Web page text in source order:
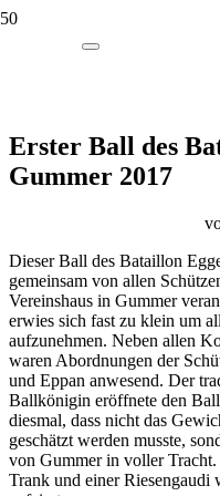
Erster Ball des
Gummer 2017
Dieser Ball des Bataillon
gemeinsam von allen
Vereinshaus in Gummer
erwies sich fast zu klein um
aufzunehmen. Neben allen
waren Abordnungen der
und Eppan anwesend. Der
Ballkönigin eröffnete den
diesmal, dass nicht das
geschätzt werden musste,
von Gummer in voller
Trank und einer Riesengaudi